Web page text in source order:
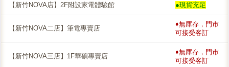
【新竹NOVA店】2F附設家電體驗館 ●現貨充足
【新竹NOVA二店】筆電專賣店
♦無庫存，門市
可接受客訂
【新竹NOVA三店】1F華碩專賣店
♦無庫存，門市
可接受客訂